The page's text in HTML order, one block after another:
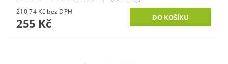
210,74 Kč bez DPH
255 Kč